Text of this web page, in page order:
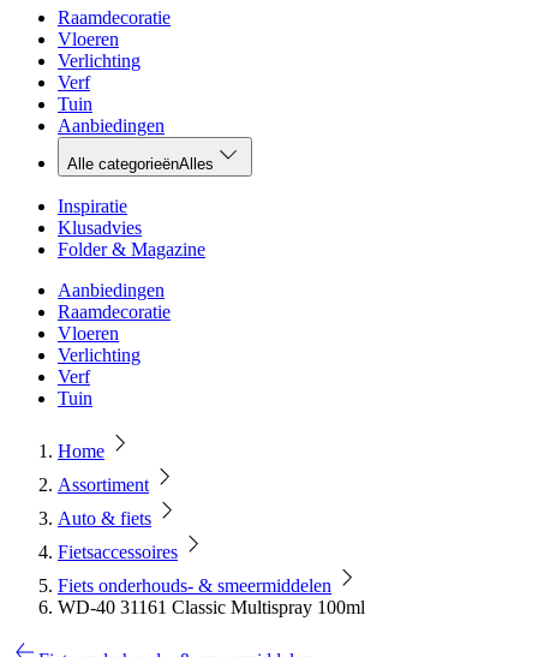
Raamdecoratie
Vloeren
Verlichting
Verf
Tuin
Aanbiedingen
Alle categorieënAlles
Inspiratie
Klusadvies
Folder & Magazine
Aanbiedingen
Raamdecoratie
Vloeren
Verlichting
Verf
Tuin
Home
Assortiment
Auto & fiets
Fietsaccessoires
Fiets onderhouds- & smeermiddelen
WD-40 31161 Classic Multispray 100ml